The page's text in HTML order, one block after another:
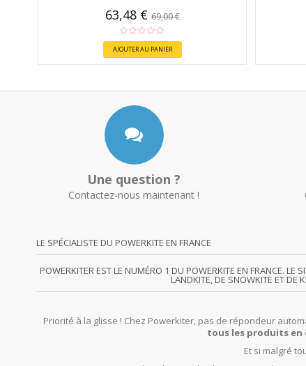
63,48 €69,00 €
AJOUTER AU PANIER
Une question ?
Contactez-nous maintenant !
LE SPÉCIALISTE DU POWERKITE EN FRANCE
POWERKITER EST LE NUMÉRO 1 DU POWERKITE EN FRANCE.
LANDKITE, DE SNOWKITE ET DE
Priorité à la glisse ! Chez Powerkiter, pas de répondeur
tous les produits en
Et si malgré